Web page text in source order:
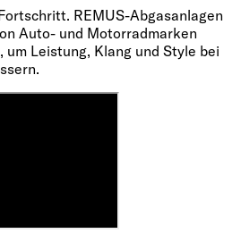
REMUS-Abgasanlagen
Auto- und Motorradmarken
Leistung, Klang und Style bei